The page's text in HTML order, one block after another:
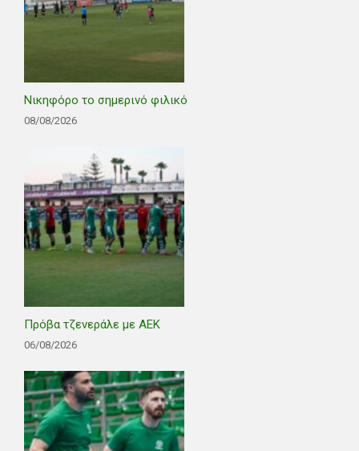
Νικηφόρο το σημερινό φιλικό
08/08/2026
Πρόβα τζενεράλε με ΑΕΚ
06/08/2026